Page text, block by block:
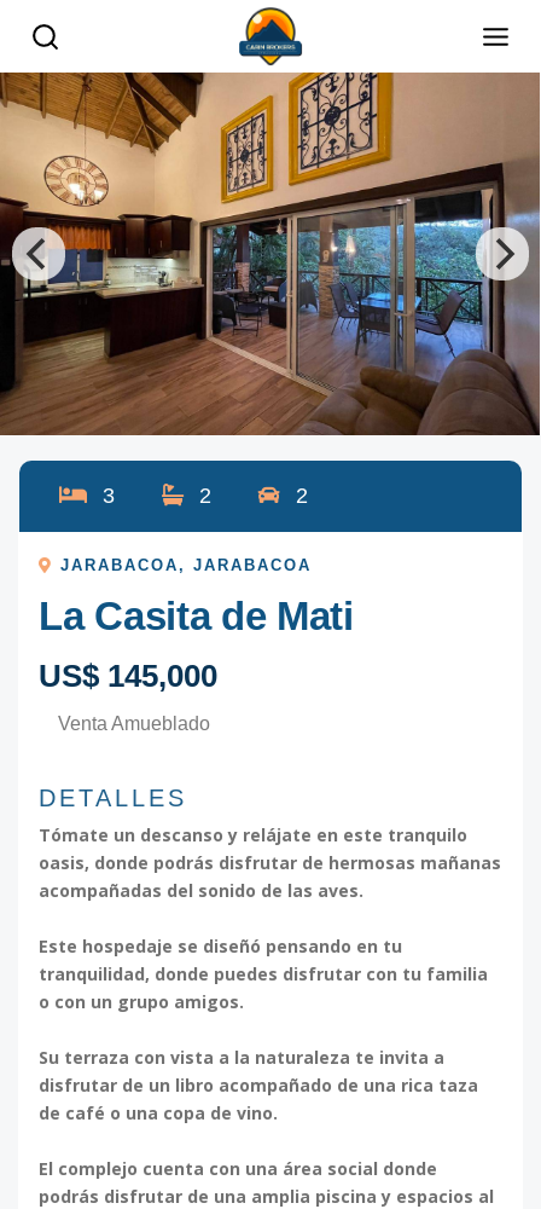
3 2 2
JARABACOA ,JARABACOA
La Casita de Mati
US$ 145,000
Venta Amueblado
DETALLES
Tómate un descanso y relájate en este tranquilo
oasis, donde podrás disfrutar de hermosas mañanas
acompañadas del sonido de las aves.
Este hospedaje se diseñó pensando en tu
tranquilidad, donde puedes disfrutar con tu familia
o con un grupo amigos.
Su terraza con vista a la naturaleza te invita a
disfrutar de un libro acompañado de una rica taza
de café o una copa de vino.
El complejo cuenta con una área social donde
podrás disfrutar de una amplia piscina y espacios al